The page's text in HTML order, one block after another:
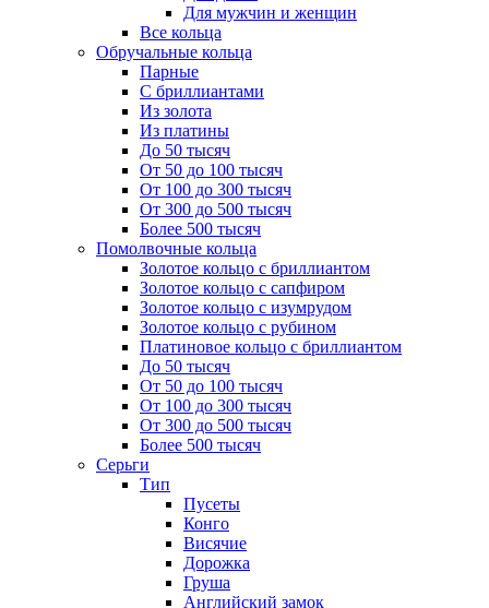
Для мужчин и женщин
Все кольца
Обручальные кольца
Парные
С бриллиантами
Из золота
Из платины
До 50 тысяч
От 50 до 100 тысяч
От 100 до 300 тысяч
От 300 до 500 тысяч
Более 500 тысяч
Помолвочные кольца
Золотое кольцо с бриллиантом
Золотое кольцо с сапфиром
Золотое кольцо с изумрудом
Золотое кольцо с рубином
Платиновое кольцо с бриллиантом
До 50 тысяч
От 50 до 100 тысяч
От 100 до 300 тысяч
От 300 до 500 тысяч
Более 500 тысяч
Серьги
Тип
Пусеты
Конго
Висячие
Дорожка
Груша
Английский замок